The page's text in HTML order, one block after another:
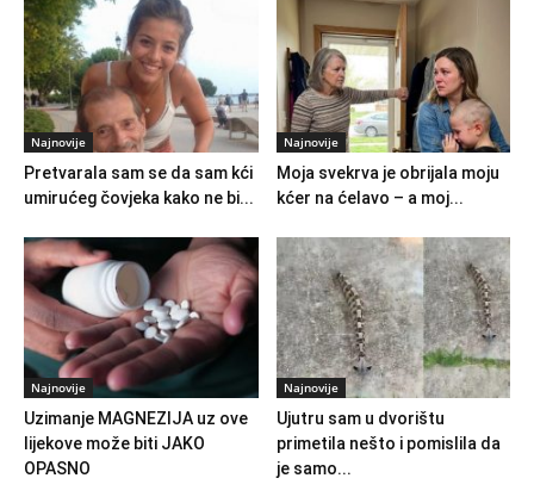
Najnovije
Pretvarala sam se da sam kći
umirućeg čovjeka kako ne bi...
Najnovije
Moja svekrva je obrijala moju
kćer na ćelavo – a moj...
Najnovije
Uzimanje MAGNEZIJA uz ove
lijekove može biti JAKO
OPASNO
Najnovije
Ujutru sam u dvorištu
primetila nešto i pomislila da
je samo...